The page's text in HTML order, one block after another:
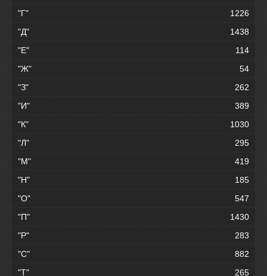
"Г"
1226
"Д"
1438
"Е"
114
"Ж"
54
"З"
262
"И"
389
"К"
1030
"Л"
295
"М"
419
"Н"
185
"О"
547
"П"
1430
"Р"
283
"С"
882
"Т"
265